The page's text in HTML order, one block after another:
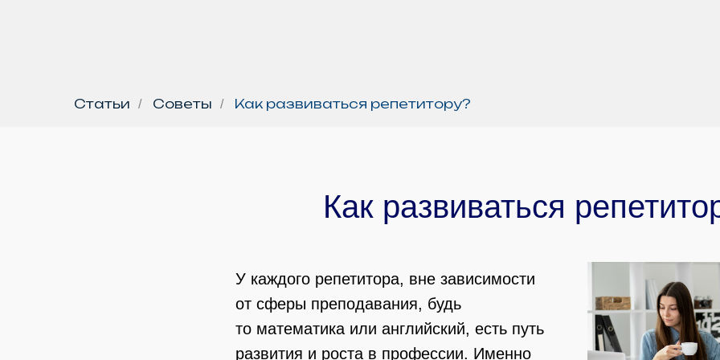
Статьи / Советы / Как развиваться репетитору?
Как развиваться
У каждого репетитора, вне зависимости
от сферы преподавания, будь
то математика или английский, есть путь
развития и роста в профессии. Именно